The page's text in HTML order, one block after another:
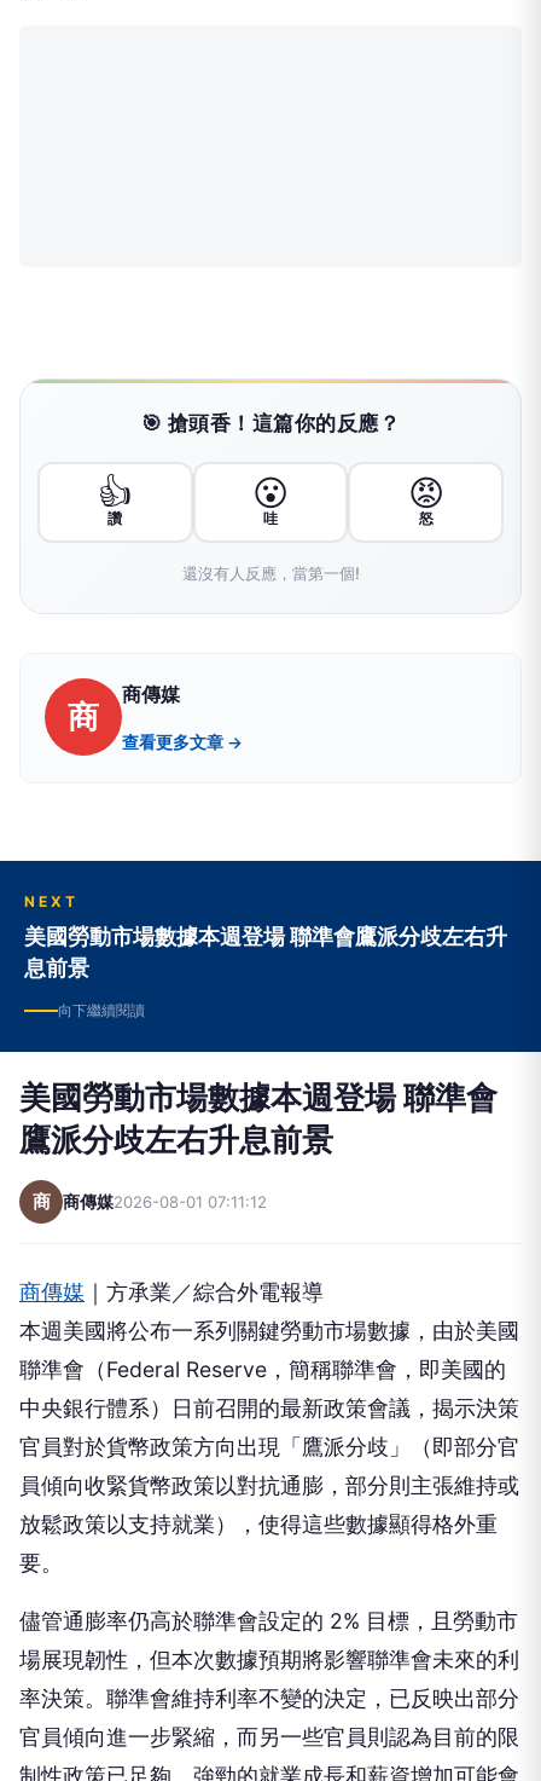
🎯 搶頭香！這篇你的反應？
👍
讚
😮
哇
😡
怒
還沒有人反應，當第一個!
商
商傳媒
查看更多文章 →
NEXT
美國勞動市場數據本週登場 聯準會鷹派分歧左右升
息前景
向下繼續閱讀
美國勞動市場數據本週登場 聯準會
鷹派分歧左右升息前景
商 商傳媒2026-08-01 07:11:12
商傳媒 ｜方承業／綜合外電報導
本週美國將公布一系列關鍵勞動市場數據，由於美國
聯準會（Federal Reserve，簡稱聯準會，即美國的
中央銀行體系）日前召開的最新政策會議，揭示決策
官員對於貨幣政策方向出現「鷹派分歧」（即部分官
員傾向收緊貨幣政策以對抗通膨，部分則主張維持或
放鬆政策以支持就業），使得這些數據顯得格外重
要。
儘管通膨率仍高於聯準會設定的 2% 目標，且勞動市
場展現韌性，但本次數據預期將影響聯準會未來的利
率決策。聯準會維持利率不變的決定，已反映出部分
官員傾向進一步緊縮，而另一些官員則認為目前的限
制性政策已足夠。強勁的就業成長和薪資增加可能會